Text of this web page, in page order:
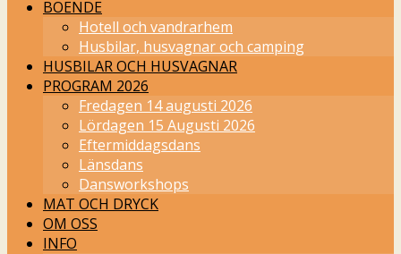
BOENDE
Hotell och vandrarhem
Husbilar, husvagnar och camping
HUSBILAR OCH HUSVAGNAR
PROGRAM 2026
Fredagen 14 augusti 2026
Lördagen 15 Augusti 2026
Eftermiddagsdans
Länsdans
Dansworkshops
MAT OCH DRYCK
OM OSS
INFO